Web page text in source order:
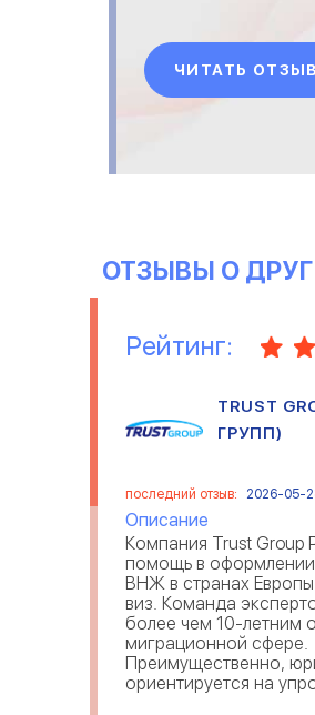
ЧИТАТЬ ОТЗЫВ
ОТЗЫВЫ О
Рейтинг:
TRUST
ГРУПП)
последний отзыв: 2026-05-
Описание
Компания Trust Group
помощь в
ВНЖ в странах
виз. Команда
более чем 10-летним
миграционной сфере.
Преимущественно,
ориентируется на